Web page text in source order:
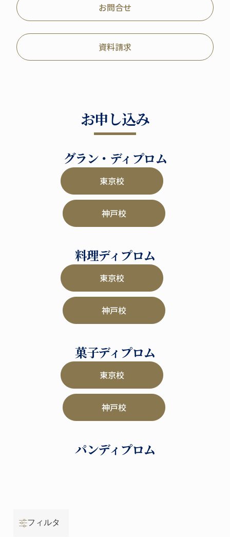
お問合せ
資料請求
お申し込み
グラン・ディプロム
東京校
神戸校
料理ディプロム
東京校
神戸校
菓子ディプロム
東京校
神戸校
パンディプロム
フィルタ